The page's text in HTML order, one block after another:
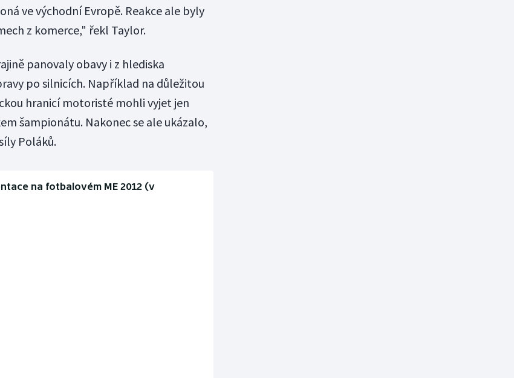
ve východní Evropě. Reakce ale byly
z komerce," řekl Taylor.
panovaly obavy i z hlediska
po silnicích. Například na důležitou
hranicí motoristé mohli vyjet jen
šampionátu. Nakonec se ale ukázalo,
Poláků.
na fotbalovém ME 2012 (v